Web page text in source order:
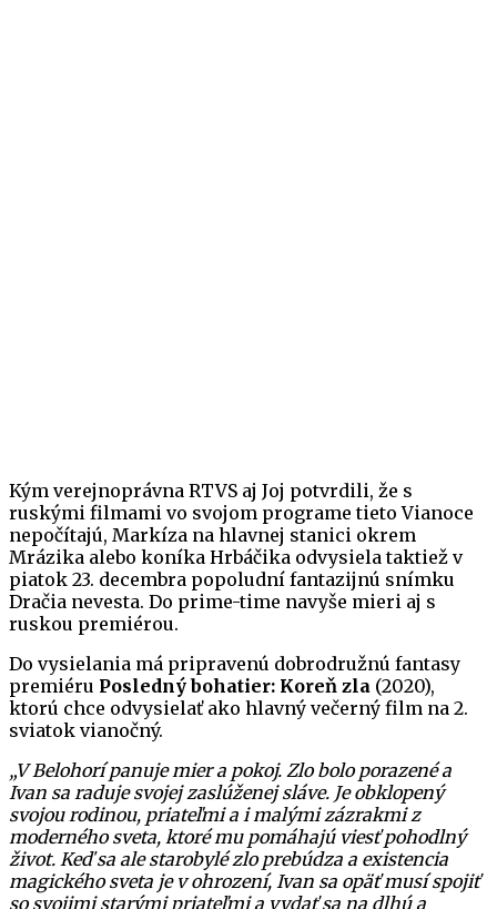
Kým verejnoprávna RTVS aj Joj potvrdili, že s
ruskými filmami vo svojom programe tieto Vianoce
nepočítajú, Markíza na hlavnej stanici okrem
Mrázika alebo koníka Hrbáčika odvysiela taktiež v
piatok 23. decembra popoludní fantazijnú snímku
Dračia nevesta. Do prime-time navyše mieri aj s
ruskou premiérou.
Do vysielania má pripravenú dobrodružnú fantasy
premiéru Posledný bohatier: Koreň zla (2020),
ktorú chce odvysielať ako hlavný večerný film na 2.
sviatok vianočný.
„V Belohorí panuje mier a pokoj. Zlo bolo porazené a
Ivan sa raduje svojej zaslúženej sláve. Je obklopený
svojou rodinou, priateľmi a i malými zázrakmi z
moderného sveta, ktoré mu pomáhajú viesť pohodlný
život. Keď sa ale starobylé zlo prebúdza a existencia
magického sveta je v ohrození, Ivan sa opäť musí spojiť
so svojimi starými priateľmi a vydať sa na dlhú a